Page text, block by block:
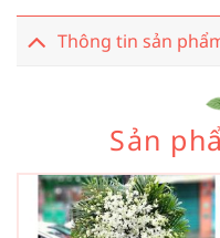
Thông tin sản
Sản